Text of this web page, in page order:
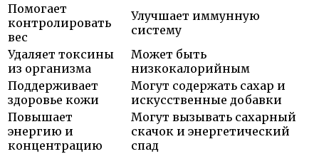
Помогает
контролировать
вес
Улучшает иммунную
систему
Удаляет токсины
из организма
Может быть
низкокалорийным
Поддерживает
здоровье кожи
Могут содержать сахар и
искусственные добавки
Повышает
энергию и
концентрацию
Могут вызывать сахарный
скачок и энергетический
спад